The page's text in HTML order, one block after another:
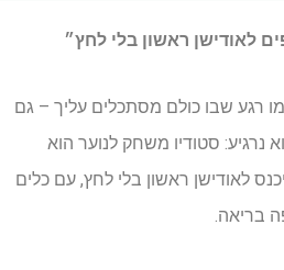
לאודישן ראשון בלי לחץ״
רגע שבו כולם מסתכלים עליך – גם
סטודיו משחק לנוער הוא
לאודישן ראשון בלי לחץ, עם כלים
בריאה.